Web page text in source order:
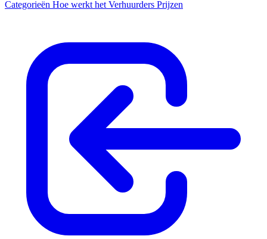
Categorieën Hoe werkt het Verhuurders Prijzen